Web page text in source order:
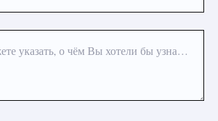
Здесь Вы можете указать, о чём Вы хотели бы узнать или какая процедура Вас интересует